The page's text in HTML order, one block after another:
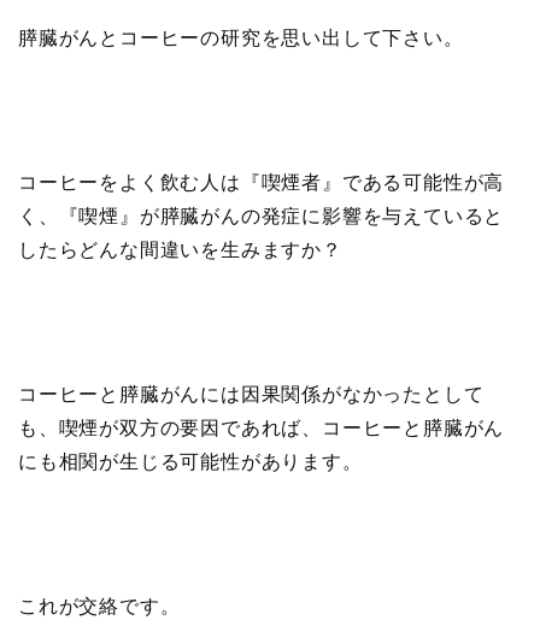
膵臓がんとコーヒーの研究を思い出して下さい。
コーヒーをよく飲む人は『喫煙者』である可能性が高
く、『喫煙』が膵臓がんの発症に影響を与えていると
したらどんな間違いを生みますか？
コーヒーと膵臓がんには因果関係がなかったとして
も、喫煙が双方の要因であれば、コーヒーと膵臓がん
にも相関が生じる可能性があります。
これが交絡です。